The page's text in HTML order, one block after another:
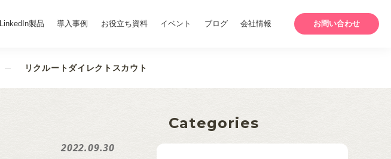
LinkedIn製品 導入事例 お役立ち資料 イベント ブログ 会社情報 お問い合わせ
リクルートダイレクトスカウト
2022.09.30
Categories